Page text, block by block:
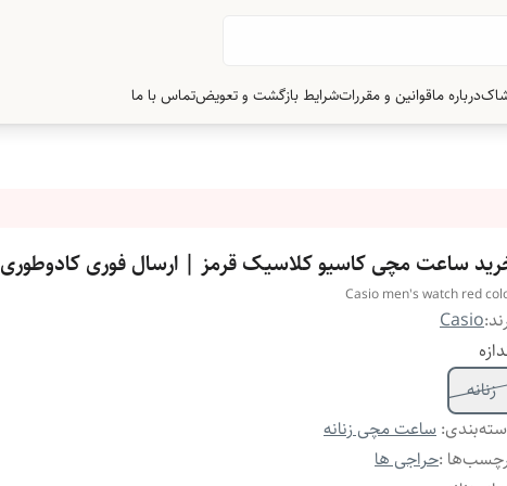
درباره ماقوانین و مقرراتشرایط بازگشت و تعویضتماس با ما
ساعت مچی کاسیو کلاسیک قرمز | ارسال فوری کادوطوری
Casio men's watch red
Casio
زنانه
: ساعت مچی زنانه
:حراجی ها